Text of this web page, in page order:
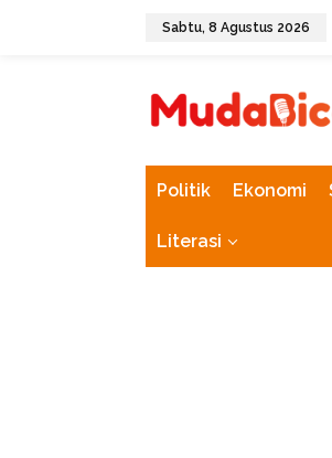
Sabtu, 8 Agustus 2026
Politik Ekonomi
Literasi